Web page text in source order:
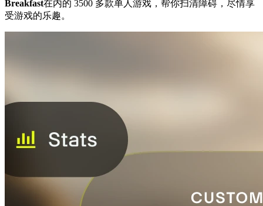
Breakfast在内的 3500 多款单人游戏，帮你扫清障碍，尽情享
受游戏的乐趣。